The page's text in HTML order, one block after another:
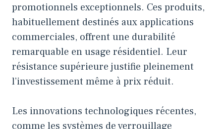
promotionnels exceptionnels. Ces produits,
habituellement destinés aux applications
commerciales, offrent une durabilité
remarquable en usage résidentiel. Leur
résistance supérieure justifie pleinement
l’investissement même à prix réduit.
Les innovations technologiques récentes,
comme les systèmes de verrouillage